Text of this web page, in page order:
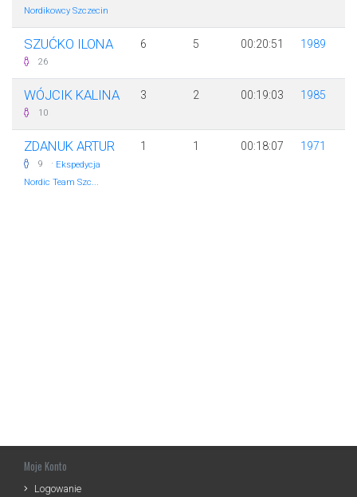
Nordikowcy Szczecin
SZUĆKO ILONA
26
6 5 00:20:51 1989
WÓJCIK KALINA
10
3 2 00:19:03 1985
ZDANUK ARTUR
9 · Ekspedycja
Nordic Team Szc...
1 1 00:18:07 1971
Moje Konto
Logowanie